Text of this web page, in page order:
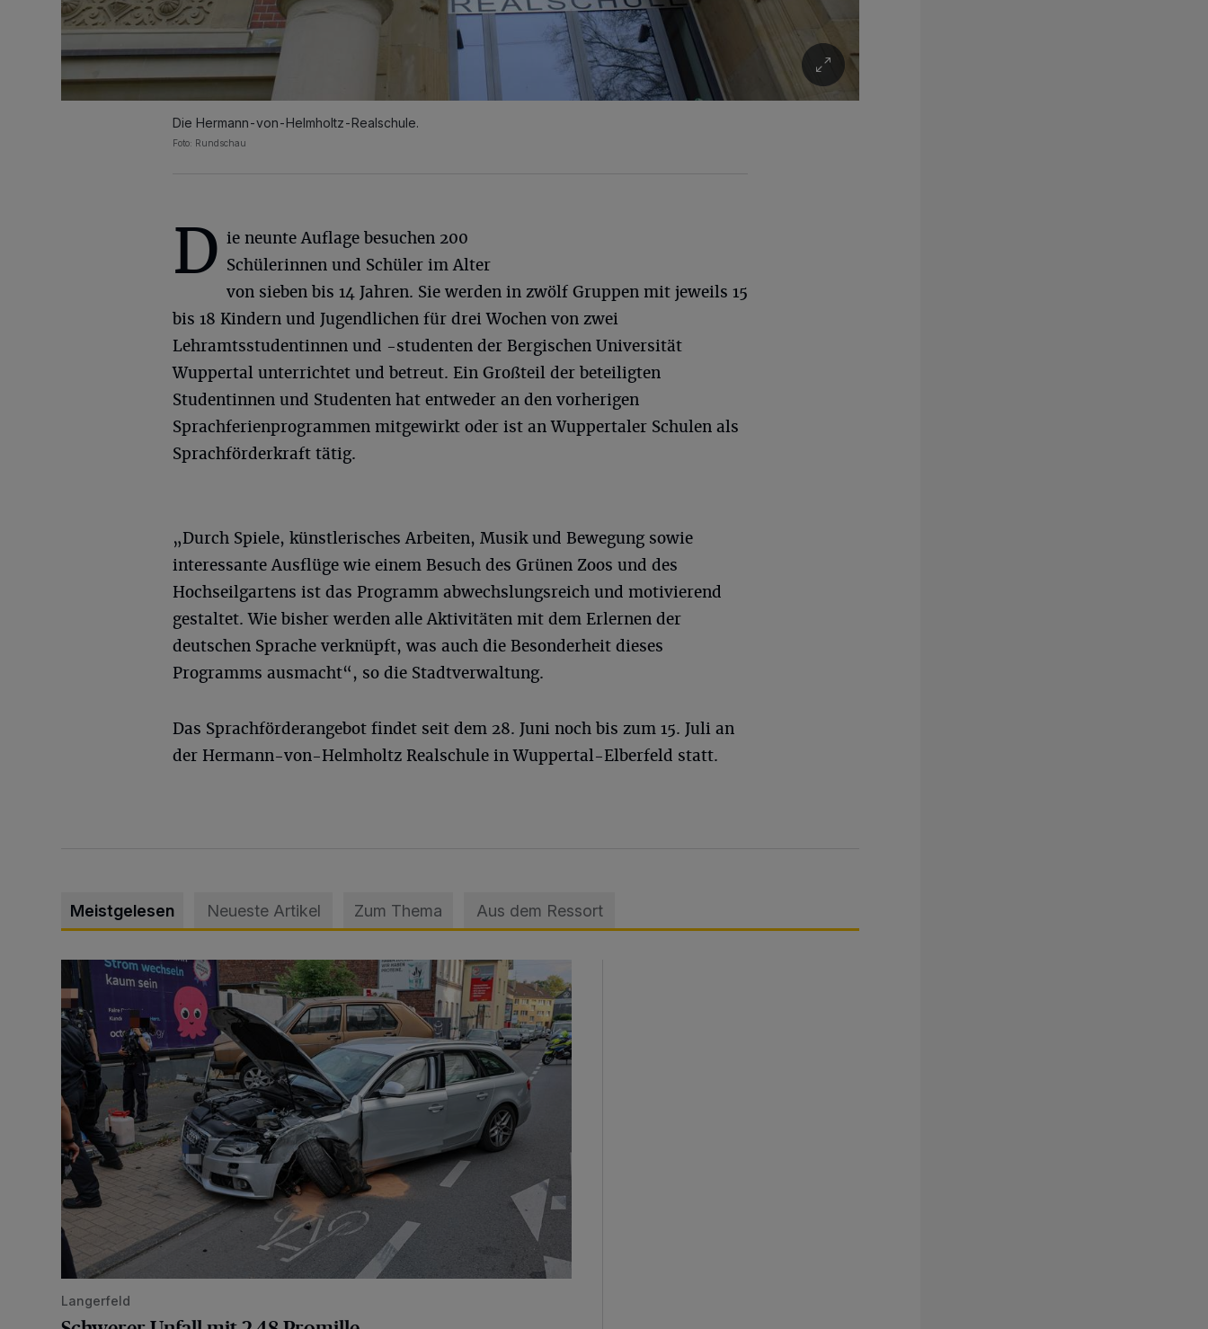
Die Hermann-von-Helmholtz-Realschule.
Foto: Rundschau
D ie neunte Auflage besuchen 200
Schülerinnen und Schüler im Alter
von sieben bis 14 Jahren. Sie werden in zwölf Gruppen mit jeweils 15
bis 18 Kindern und Jugendlichen für drei Wochen von zwei
Lehramtsstudentinnen und -studenten der Bergischen Universität
Wuppertal unterrichtet und betreut. Ein Großteil der beteiligten
Studentinnen und Studenten hat entweder an den vorherigen
Sprachferienprogrammen mitgewirkt oder ist an Wuppertaler Schulen als
Sprachförderkraft tätig.
„Durch Spiele, künstlerisches Arbeiten, Musik und Bewegung sowie
interessante Ausflüge wie einem Besuch des Grünen Zoos und des
Hochseilgartens ist das Programm abwechslungsreich und motivierend
gestaltet. Wie bisher werden alle Aktivitäten mit dem Erlernen der
deutschen Sprache verknüpft, was auch die Besonderheit dieses
Programms ausmacht“, so die Stadtverwaltung.
Das Sprachförderangebot findet seit dem 28. Juni noch bis zum 15. Juli an
der Hermann-von-Helmholtz Realschule in Wuppertal-Elberfeld statt.
Meistgelesen Neueste Artikel Zum Thema Aus dem Ressort
Schwerer Unfall mit 2,48 Promille
Langerfeld